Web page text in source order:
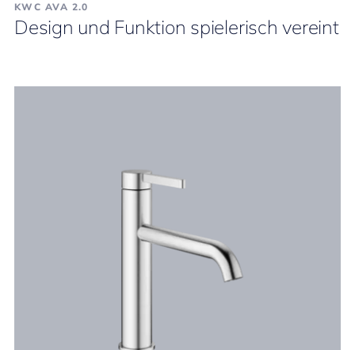
KWC AVA 2.0
Design und Funktion spielerisch vereint